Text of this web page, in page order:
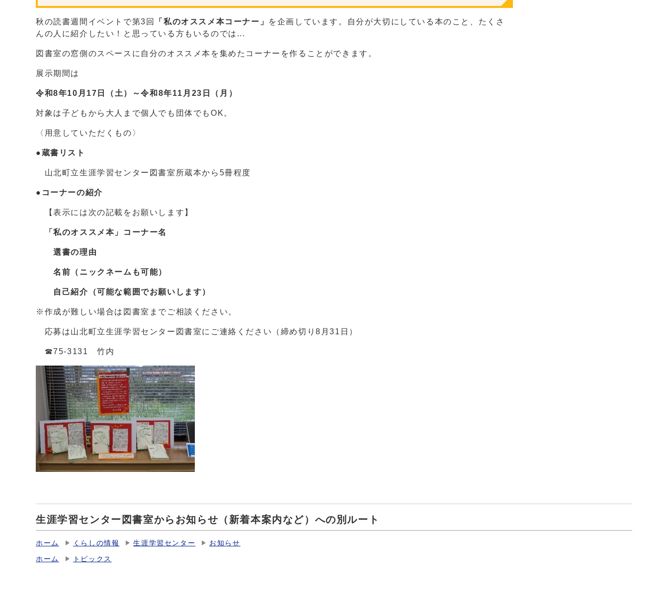
秋の読書週間イベントで第3回 「私のオススメ本コーナー」
を企画しています。自分が大切にしている本のこと、たくさ
んの人に紹介したい！と思っている方もいるのでは...
図書室の窓側のスペースに自分のオススメ本を集めたコーナーを作ることができます。
展示期間は
令和8年10月17日（土）～令和8年11月23日（月）
対象は子どもから大人まで個人でも団体でもOK。
〈用意していただくもの〉
●蔵書リスト
山北町立生涯学習センター図書室所蔵本から5冊程度
●コーナーの紹介
【表示には次の記載をお願いします】
「私のオススメ本」コーナー名
選書の理由
名前（ニックネームも可能）
自己紹介（可能な範囲でお願いします）
※作成が難しい場合は図書室までご相談ください。
応募は山北町立生涯学習センター図書室にご連絡ください（締め切り8月31日）
☎75-3131 竹内
生涯学習センター図書室からお知らせ（新着本案内など）への別ルート
ホーム くらしの情報 生涯学習センター お知らせ
ホーム トピックス